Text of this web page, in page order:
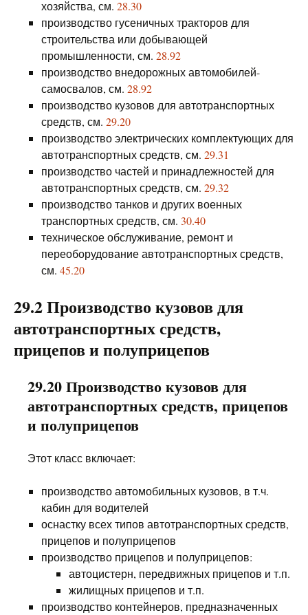
хозяйства, см. 28.30
производство гусеничных тракторов для
строительства или добывающей
промышленности, см. 28.92
производство внедорожных автомобилей-
самосвалов, см. 28.92
производство кузовов для автотранспортных
средств, см. 29.20
производство электрических комплектующих для
автотранспортных средств, см. 29.31
производство частей и принадлежностей для
автотранспортных средств, см. 29.32
производство танков и других военных
транспортных средств, см. 30.40
техническое обслуживание, ремонт и
переоборудование автотранспортных средств,
см. 45.20
29.2 Производство кузовов для
автотранспортных средств,
прицепов и полуприцепов
29.20 Производство кузовов для
автотранспортных средств, прицепов
и полуприцепов
Этот класс включает:
производство автомобильных кузовов, в т.ч.
кабин для водителей
оснастку всех типов автотранспортных средств,
прицепов и полуприцепов
производство прицепов и полуприцепов:
автоцистерн, передвижных прицепов и т.п.
жилищных прицепов и т.п.
производство контейнеров, предназначенных